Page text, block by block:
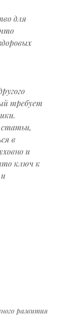
для
требует
в
и
ключ к
развития